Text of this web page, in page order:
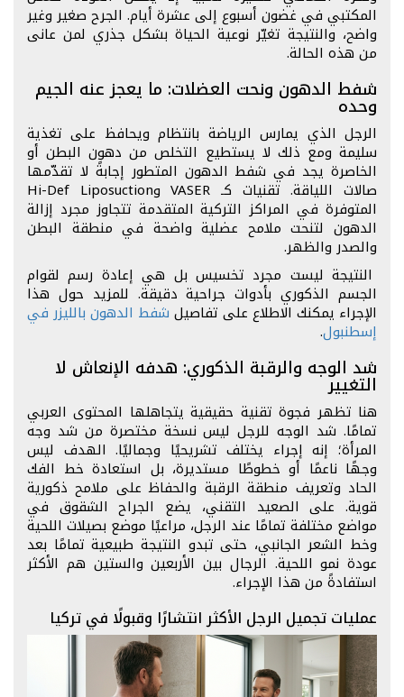
المكتبي في غضون أسبوع إلى عشرة أيام. الجرح صغير وغير
واضح، والنتيجة تغيّر نوعية الحياة بشكل جذري لمن عانى
من هذه الحالة.
شفط الدهون ونحت العضلات: ما يعجز عنه الجيم
وحده
الرجل الذي يمارس الرياضة بانتظام ويحافظ على تغذية
سليمة ومع ذلك لا يستطيع التخلص من دهون البطن أو
الخاصرة يجد في شفط الدهون المتطور إجابةً لا تقدّمها
صالات اللياقة. تقنيات كـ VASER وHi-Def Liposuction
المتوفرة في المراكز التركية المتقدمة تتجاوز مجرد إزالة
الدهون لتنحت ملامح عضلية واضحة في منطقة البطن
والصدر والظهر.
النتيجة ليست مجرد تخسيس بل هي إعادة رسم لقوام
الجسم الذكوري بأدوات جراحية دقيقة. للمزيد حول هذا
الإجراء يمكنك الاطلاع على تفاصيل شفط الدهون بالليزر في
إسطنبول.
شد الوجه والرقبة الذكوري: هدفه الإنعاش لا
التغيير
هنا تظهر فجوة تقنية حقيقية يتجاهلها المحتوى العربي
تمامًا. شد الوجه للرجل ليس نسخة مختصرة من شد وجه
المرأة؛ إنه إجراء يختلف تشريحيًا وجماليًا. الهدف ليس
وجهًا ناعمًا أو خطوطًا مستديرة، بل استعادة خط الفك
الحاد وتعريف منطقة الرقبة والحفاظ على ملامح ذكورية
قوية. على الصعيد التقني، يضع الجراح الشقوق في
مواضع مختلفة تمامًا عند الرجل، مراعيًا موضع بصيلات اللحية
وخط الشعر الجانبي، حتى تبدو النتيجة طبيعية تمامًا بعد
عودة نمو اللحية. الرجال بين الأربعين والستين هم الأكثر
استفادةً من هذا الإجراء.
عمليات تجميل الرجل الأكثر انتشارًا وقبولًا في تركيا